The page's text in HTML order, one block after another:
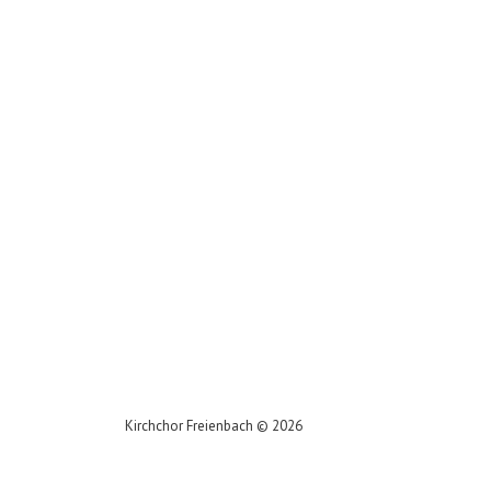
Kirchchor Freienbach © 2026